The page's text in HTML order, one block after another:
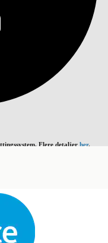
Flere detaljer her.